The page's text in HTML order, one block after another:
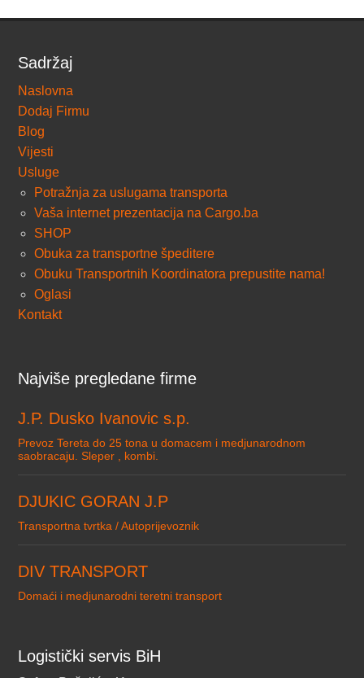
Sadržaj
Naslovna
Dodaj Firmu
Blog
Vijesti
Usluge
Potražnja za uslugama transporta
Vaša internet prezentacija na Cargo.ba
SHOP
Obuka za transportne špeditere
Obuku Transportnih Koordinatora prepustite nama!
Oglasi
Kontakt
Najviše pregledane firme
J.P. Dusko Ivanovic s.p.
Prevoz Tereta do 25 tona u domacem i medjunarodnom
saobracaju. Sleper , kombi.
DJUKIC GORAN J.P
Transportna tvrtka / Autoprijevoznik
DIV TRANSPORT
Domaći i medjunarodni teretni transport
Logistički servis BiH